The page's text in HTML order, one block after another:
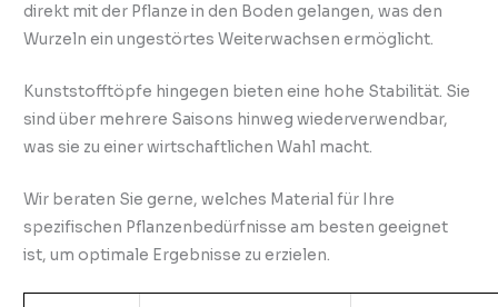
direkt mit der Pflanze in den Boden gelangen, was den
Wurzeln ein ungestörtes Weiterwachsen ermöglicht.
Kunststofftöpfe hingegen bieten eine hohe Stabilität. Sie
sind über mehrere Saisons hinweg wiederverwendbar,
was sie zu einer wirtschaftlichen Wahl macht.
Wir beraten Sie gerne, welches Material für Ihre
spezifischen Pflanzenbedürfnisse am besten geeignet
ist, um optimale Ergebnisse zu erzielen.